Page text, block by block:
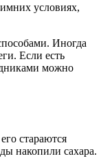
условиях,
Иногда
Если есть
можно
стараются
накопили сахара.